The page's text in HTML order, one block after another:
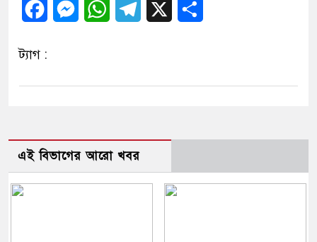
FacebookMessengerWhatsAppTelegram
ট্যাগ :
এই বিভাগের আরো খবর